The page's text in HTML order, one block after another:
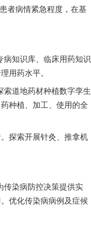
者病情紧急程度，在基
知识库、临床用药知识
用药水平。
道地药材种植数字孪生
种植、加工、使用的全
探索开展针灸、推拿机
染病防控决策提供实
优化传染病病例及症候